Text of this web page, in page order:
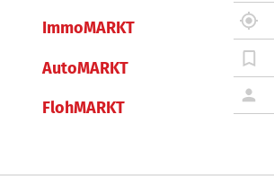
ImmoMARKT
AutoMARKT
FlohMARKT